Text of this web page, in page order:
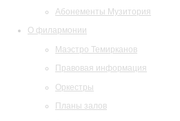
Абонементы Музитория
О филармонии
Маэстро Темирканов
Правовая информация
Оркестры
Планы залов